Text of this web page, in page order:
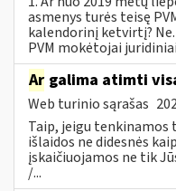
asmenys turės teisę
kalendorinį ketvirtį?
PVM mokėtojai
Ar galima atimti
Web turinio sąrašas
Taip, jeigu tenkinamos
išlaidos ne didesnės
įskaičiuojamos ne tik
/...